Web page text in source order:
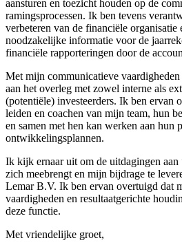
aansturen en toezicht houden op de
ramingsprocessen. Ik ben tevens
verbeteren van de financiële
noodzakelijke informatie voor de
financiële rapporteringen door de
Met mijn communicatieve
aan het overleg met zowel interne als
(potentiële) investeerders. Ik ben ervan
leiden en coachen van mijn team, hun
en samen met hen kan werken aan hun
ontwikkelingsplannen.
Ik kijk ernaar uit om de uitdagingen aan
zich meebrengt en mijn bijdrage te
Lemar B.V. Ik ben ervan overtuigd dat
vaardigheden en resultaatgerichte
deze functie.
Met vriendelijke groet,